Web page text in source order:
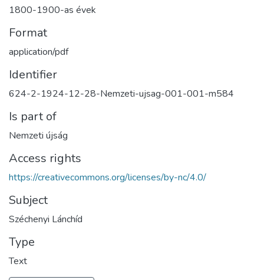
1800-1900-as évek
Format
application/pdf
Identifier
624-2-1924-12-28-Nemzeti-ujsag-001-001-m584
Is part of
Nemzeti újság
Access rights
https://creativecommons.org/licenses/by-nc/4.0/
Subject
Széchenyi Lánchíd
Type
Text